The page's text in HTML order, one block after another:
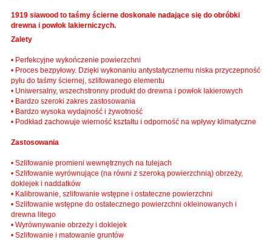
1919 siawood to taśmy ścierne doskonale nadające się do obróbki
drewna i powłok lakierniczych.
Zalety
• Perfekcyjne wykończenie powierzchni
• Proces bezpyłowy. Dzięki wykonaniu antystatycznemu niska przyczepność
pyłu do taśmy ściernej, szlifowanego elementu
• Uniwersalny, wszechstronny produkt do drewna i powłok lakierowych
• Bardzo szeroki zakres zastosowania
• Bardzo wysoka wydajność i żywotność
• Podkład zachowuje wierność kształtu i odporność na wpływy klimatyczne
Zastosowania
• Szlifowanie promieni wewnętrznych na tulejach
• Szlifowanie wyrównujące (na równi z szeroką powierzchnią) obrzeży,
doklejek i naddatków
• Kalibrowanie, szlifowanie wstępne i ostateczne powierzchni
• Szlifowanie wstępne do ostatecznego powierzchni okleinowanych i
drewna litego
• Wyrównywanie obrzeży i doklejek
• Szlifowanie i matowanie gruntów